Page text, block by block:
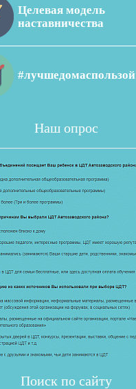
Целевая модель
наставничества
#лучшедомаспользой
Наш опрос
Поиск по сайту